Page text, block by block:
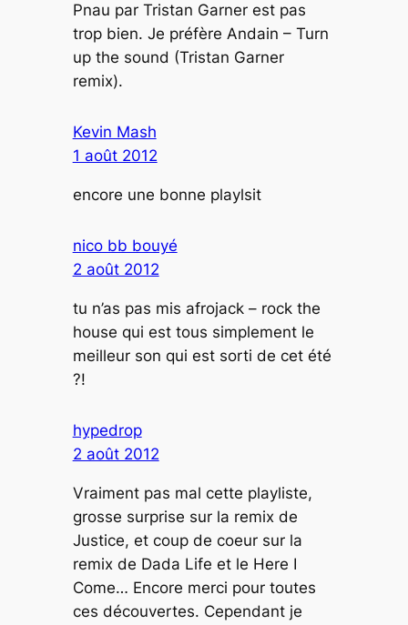
Pnau par Tristan Garner est pas
trop bien. Je préfère Andain – Turn
up the sound (Tristan Garner
remix).
Kevin Mash
1 août 2012
encore une bonne playlsit
nico bb bouyé
2 août 2012
tu n’as pas mis afrojack – rock the
house qui est tous simplement le
meilleur son qui est sorti de cet été
?!
hypedrop
2 août 2012
Vraiment pas mal cette playliste,
grosse surprise sur la remix de
Justice, et coup de coeur sur la
remix de Dada Life et le Here I
Come… Encore merci pour toutes
ces découvertes. Cependant je